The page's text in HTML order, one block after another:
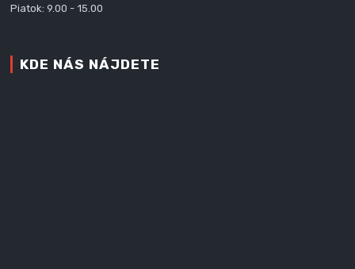
Piatok: 9.00 - 15.00
KDE NÁS NÁJDETE